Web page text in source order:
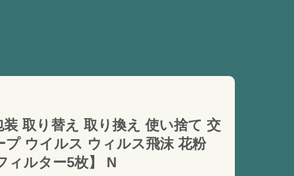
取り替え 取り換え 使い捨て 交
プ ウイルス ウィルス飛沫 花粉
ィルター5枚】 N